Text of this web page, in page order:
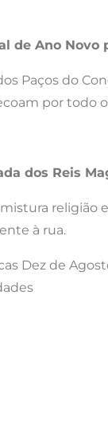
de Ano Novo
Paços do
por
dos Reis
religião
à rua.
Dez de